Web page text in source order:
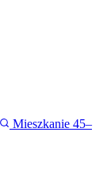
Mieszkanie 45–